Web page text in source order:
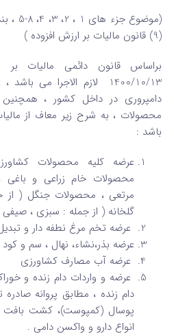
(9) قانون مالیات بر ارزش افزوده )
براساس قانون دائمی مالیات بر
1400/10/13 لازم الاجرا
دامپروری در داخل کشور ،
محصولات ، به شرح زیر معاف از
باشد :
عرضه کلیه محصولات
محصولات خام زراعی و باغی
مرتعی ، محصولات جنگل (
گلخانه ( از جمله : سبزی ، صیفی
عرضه تخم مرغ نطفه دار و
عرضه بذر،نشاء، نهال ، سم و کود
عرضه آب مصارف کشاورزی
عرضه و واردات دام زنده و
دام زنده ، مطابق پروانه
پوسال (کمپوست)، کشت
انواع دارو و واکسن دامی .